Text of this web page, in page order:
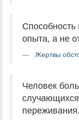
Способность
опыта, а не
Жертвы
Человек
переживания.